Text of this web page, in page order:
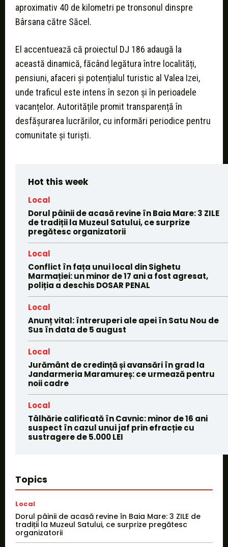
aproximativ 40 de kilometri pe tronsonul dinspre
Bârsana către Săcel.
El accentuează că proiectul DJ 186 adaugă la
această dinamică, făcând legătura între localități,
pensiuni, afaceri și potențialul turistic al Valea Izei,
unde traficul este intens în sezon și în perioadele
vacanțelor. Autoritățile promit transparență în
desfășurarea lucrărilor, cu informări periodice pentru
comunitate și turiști.
Hot this week
Local
Dorul pâinii de acasă revine în Baia Mare: 3 ZILE
de tradiții la Muzeul Satului, ce surprize
pregătesc organizatorii
Local
Conflict în fața unui local din Sighetu
Marmației: un minor de 17 ani a fost agresat,
poliția a deschis DOSAR PENAL
Local
Anunț vital: întreruperi ale apei în Satu Nou de
Sus în data de 5 august
Local
Jurământ de credință și avansări în grad la
Jandarmeria Maramureș: ce urmează pentru
noii cadre
Local
Tâlhărie calificată în Cavnic: minor de 16 ani
suspect în cazul unui jaf prin efracție cu
sustragere de 5.000 LEI
Topics
Local
Dorul pâinii de acasă revine în Baia Mare: 3 ZILE de
tradiții la Muzeul Satului, ce surprize pregătesc
organizatorii